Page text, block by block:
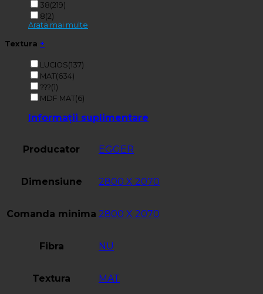
38(219)
8(2)
Arata mai multe
Textura +
LUCIOS(137)
MAT(634)
???(1)
MDF MAT(6)
Informații suplimentare
Producator EGGER
Dimensiune 2800 X 2070
Comanda minima 2800 X 2070
Fibra NU
Textura MAT